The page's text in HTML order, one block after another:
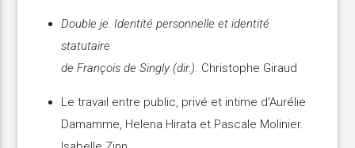
Double je. Identité personnelle et identité
statutaire
de François de Singly (dir.). Christophe Giraud
Le travail entre public, privé et intime d’Aurélie
Damamme, Helena Hirata et Pascale Molinier.